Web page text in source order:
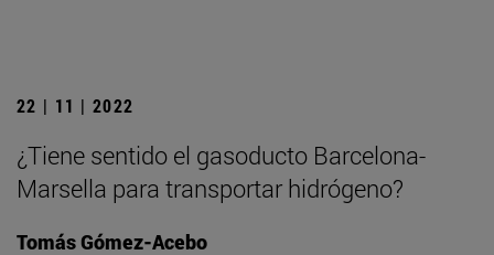
22 | 11 | 2022
¿Tiene sentido el gasoducto Barcelona-
Marsella para transportar hidrógeno?
Tomás Gómez-Acebo